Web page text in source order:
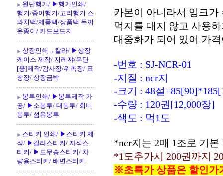
원단행거/ ▶행거인쇄/
행거/종이행거/고리행거 스
와치택/제품택/상품택 두꺼
운종이/ 카드보드지
상장인쇄→칼라/ ▶상장
케이스 제작/ 지레쟈/우단
[융]제작/감사장/위촉장/ 표
창장/ 상장금박
봉투인쇄/ ▶봉투제작 가
공/ ▶소봉투/ 대봉투/ 회비
봉투/ 섬유봉투
스티커 인쇄/ ▶스티커 제
작/ ▶칼라스티커/ 자석스
티커/ ▶도무송스티커/ 차
량용스티커/ 배면스티커
카본이 아니라서 잉크가
먹지를 대지 않고 사용
대중화가 되어 있어 가
-번호 : SJ-NCR-01
-지질 : ncr지
-크기 : 48절
-수량 : 120권[12,000장]
-색도 : 먹1도
*ncr지는 2매 1조로 기본
*1도추가시 200권까지
※초특가 상품은 할인가